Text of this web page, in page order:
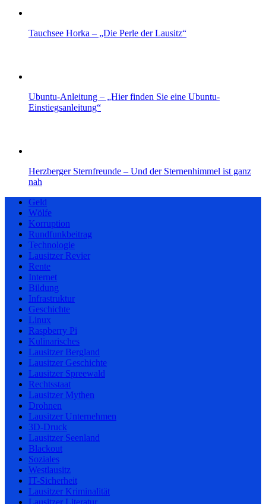
Tauchsee Horka – „Die Perle der Lausitz“
Ubuntu-Anleitung – „Hier finden Sie eine Ubuntu-
Einstiegsanleitung“
Herzberger Sternfreunde – Und der Sternenhimmel ist ganz
nah
Geld
Wölfe
Korruption
Rundfunkbeitrag
Technologie
Lausitzer Revier
Rente
Internet
Bildung
Infrastruktur
Geschichte
Linux
Raspberry Pi
Kulinarisches
Lausitzer Bergland
Lausitzer Geschichte
Lausitzer Spreewald
Rechtsstaat
Lausitzer Mythen
Drohnen
Lausitzer Unternehmen
3D-Druck
Lausitzer Seenland
Blackout
Soziales
Westlausitz
IT-Sicherheit
Lausitzer Kriminalität
Lausitzer Literatur